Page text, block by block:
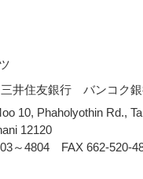
井住友銀行 バンコク
10, Phaholyothin Rd.,
12120
～4804 FAX 662-520-